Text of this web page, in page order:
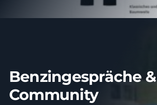
Benzingespräche &
Community